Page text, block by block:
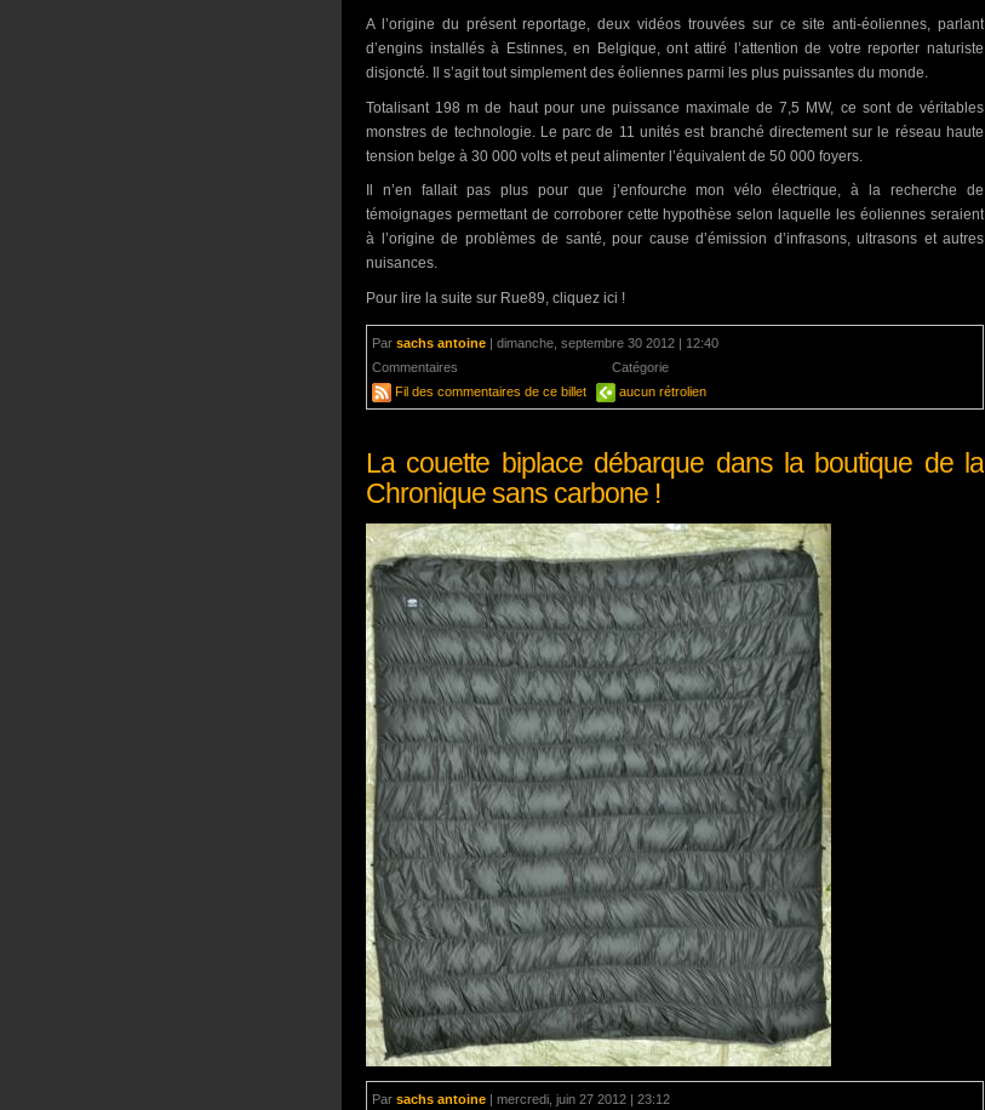
A l’origine du présent reportage, deux vidéos trouvées sur ce site anti-éoliennes, parlant
d’engins installés à Estinnes, en Belgique, ont attiré l’attention de votre reporter naturiste
disjoncté. Il s’agit tout simplement des éoliennes parmi les plus puissantes du monde.
Totalisant 198 m de haut pour une puissance maximale de 7,5 MW, ce sont de véritables
monstres de technologie. Le parc de 11 unités est branché directement sur le réseau haute
tension belge à 30 000 volts et peut alimenter l’équivalent de 50 000 foyers.
Il n’en fallait pas plus pour que j’enfourche mon vélo électrique, à la recherche de
témoignages permettant de corroborer cette hypothèse selon laquelle les éoliennes seraient
à l’origine de problèmes de santé, pour cause d’émission d’infrasons, ultrasons et autres
nuisances.
Pour lire la suite sur Rue89, cliquez ici !
Par sachs antoine | dimanche, septembre 30 2012 | 12:40
Commentaires
Catégorie
Fil des commentaires de ce billet
aucun rétrolien
La couette biplace débarque dans la boutique de la
Chronique sans carbone !
Par sachs antoine
mercredi, juin 27 2012 | 23:12